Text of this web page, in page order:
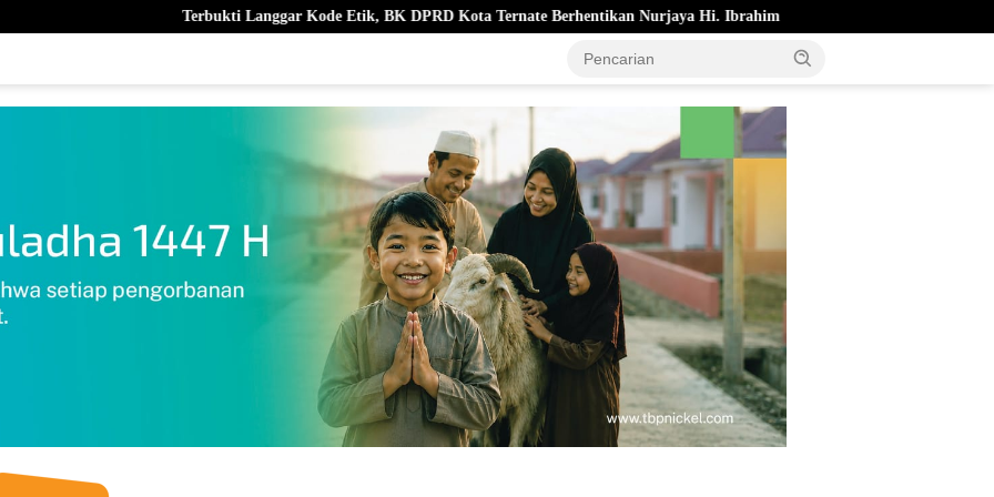
Terbukti Langgar Kode Etik, BK DPRD Kota Ternate Berhentikan Nurjaya Hi. Ibrahim Pemkot Ternate Cairkan Bonus Atlet